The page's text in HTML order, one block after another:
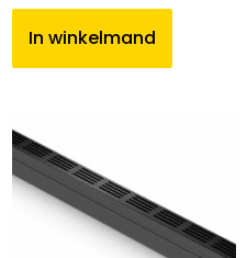
In winkelmand